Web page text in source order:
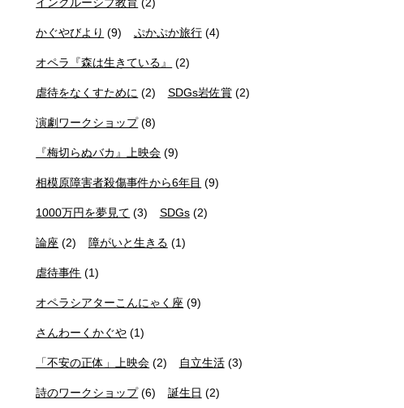
インクルーシブ教育 (2)
かぐやびより (9) ぷかぷか旅行(4)
オペラ『森は生きている』 (2)
虐待をなくすために (2) SDGs岩佐賞(2)
演劇ワークショップ(8)
『梅切らぬバカ』上映会 (9)
相模原障害者殺傷事件から6年目 (9)
1000万円を夢見て (3) SDGs(2)
論座 (2) 障がいと生きる (1)
虐待事件 (1)
オペラシアターこんにゃく座 (9)
さんわーくかぐや (1)
「不安の正体」上映会 (2) 自立生活(3)
詩のワークショップ(6) 誕生日 (2)